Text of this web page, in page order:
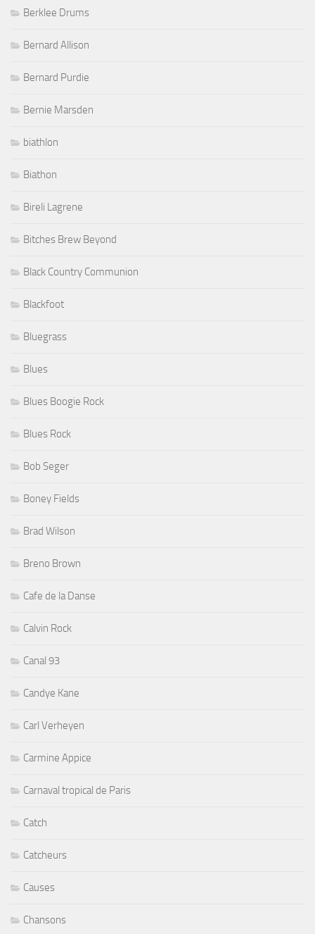
Berklee Drums
Bernard Allison
Bernard Purdie
Bernie Marsden
biathlon
Biathon
Bireli Lagrene
Bitches Brew Beyond
Black Country Communion
Blackfoot
Bluegrass
Blues
Blues Boogie Rock
Blues Rock
Bob Seger
Boney Fields
Brad Wilson
Breno Brown
Cafe de la Danse
Calvin Rock
Canal 93
Candye Kane
Carl Verheyen
Carmine Appice
Carnaval tropical de Paris
Catch
Catcheurs
Causes
Chansons